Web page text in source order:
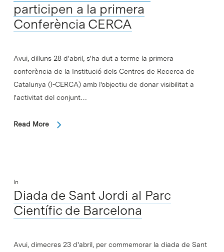
participen a la primera
Conferència CERCA
Avui, dilluns 28 d'abril, s'ha dut a terme la primera
conferència de la Institució dels Centres de Recerca de
Catalunya (I-CERCA) amb l'objectiu de donar visibilitat a
l'activitat del conjunt…
Read More
In
Diada de Sant Jordi al Parc
Científic de Barcelona
Avui, dimecres 23 d'abril, per commemorar la diada de Sant